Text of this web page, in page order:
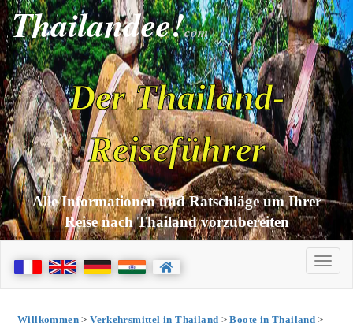
Thailandee!com
Der Thailand-
Reiseführer
Alle Informationen und Ratschläge um Ihrer
Reise nach Thailand vorzubereiten
Willkommen>Verkehrsmittel in Thailand >Boote in Thailand >